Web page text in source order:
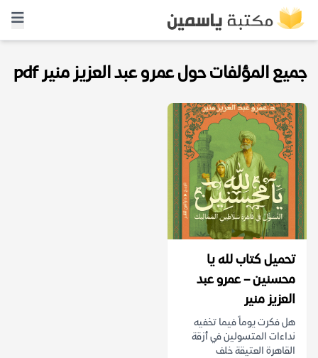
جميع المؤلفات حول عمرو عبد العزيز منير pdf
تحميل كتاب لله يا
محسنين – عمرو عبد
العزيز منير
هل فكرت يوماً فيما تخفيه
نداءات المتسولين في أزقة
القاهرة العتيقة خلف